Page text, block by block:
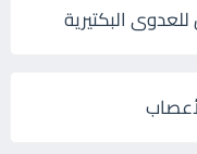
البكتيرية